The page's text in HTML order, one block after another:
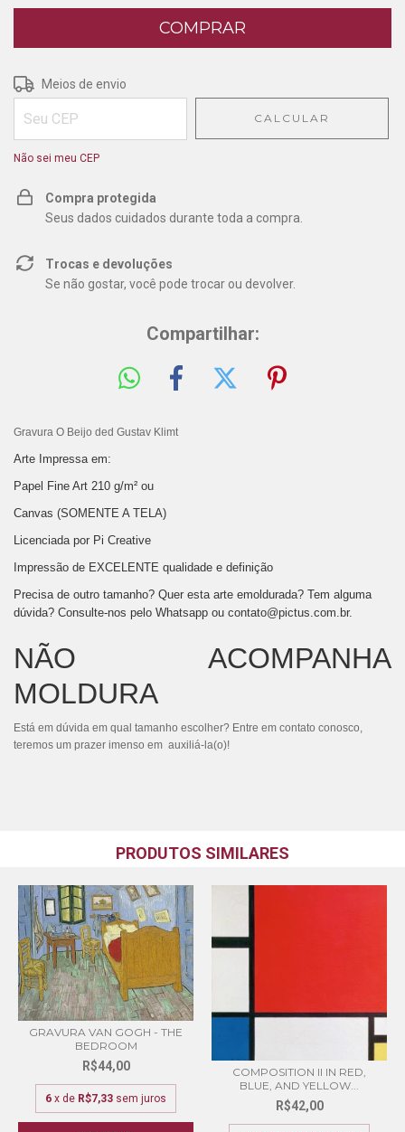
Entregas para o CEP:
Meios de envio
CALCULAR
Não sei meu CEP
Compra protegida
Seus dados cuidados durante toda a compra.
Trocas e devoluções
Se não gostar, você pode trocar ou devolver.
Compartilhar:
Gravura O Beijo ded Gustav Klimt
Arte Impressa em:
Papel Fine Art 210 g/m² ou
Canvas (SOMENTE A TELA)
Licenciada por Pi Creative
Impressão de EXCELENTE qualidade e definição
Precisa de outro tamanho? Quer esta arte emoldurada? Tem alguma
dúvida? Consulte-nos pelo Whatsapp ou contato@pictus.com.br.
NÃO ACOMPANHA
MOLDURA
Está em dúvida em qual tamanho escolher? Entre em contato conosco,
teremos um prazer imenso em auxiliá-la(o)!
PRODUTOS SIMILARES
GRAVURA VAN GOGH - THE
BEDROOM
R$44,00
6 x de R$7,33 sem juros
COMPOSITION II IN RED,
BLUE, AND YELLOW...
R$42,00